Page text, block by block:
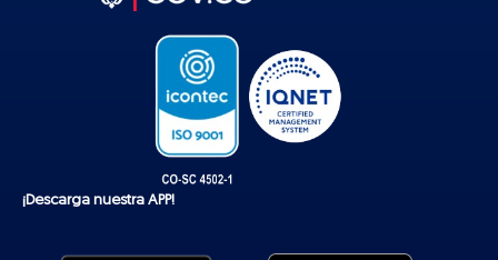
¡Descarga nuestra APP!